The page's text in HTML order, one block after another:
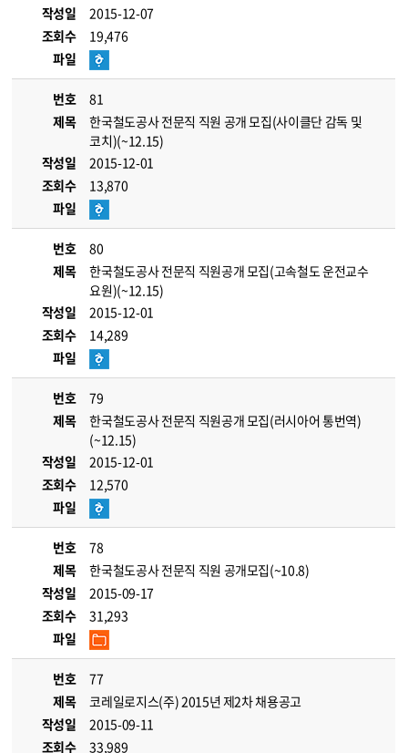
작성일
2015-12-07
조회수
19,476
파일
번호
81
제목
한국철도공사 전문직 직원 공개 모집(사이클단 감독 및
코치)(~12.15)
작성일
2015-12-01
조회수
13,870
파일
번호
80
제목
한국철도공사 전문직 직원공개 모집(고속철도 운전교수
요원)(~12.15)
작성일
2015-12-01
조회수
14,289
파일
번호
79
제목
한국철도공사 전문직 직원공개 모집(러시아어 통번역)
(~12.15)
작성일
2015-12-01
조회수
12,570
파일
번호
78
제목
한국철도공사 전문직 직원 공개모집(~10.8)
작성일
2015-09-17
조회수
31,293
파일
번호
77
제목
코레일로지스(주) 2015년 제2차 채용공고
작성일
2015-09-11
조회수
33,989